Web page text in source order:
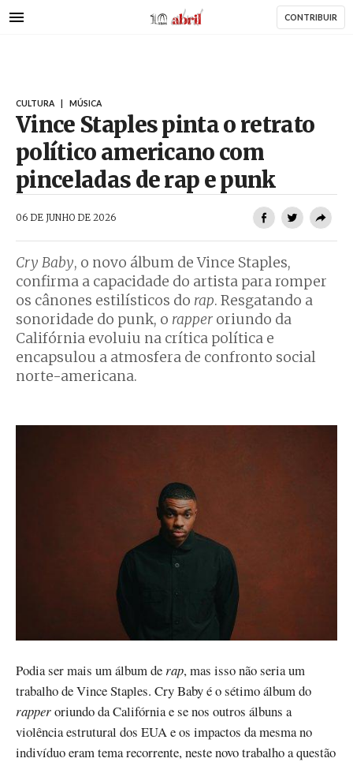
para
AbrilAbril CONTRIBUIR
CULTURA MÚSICA
Vince Staples pinta o retrato
político americano com
pinceladas de rap e punk
06 DE JUNHO DE 2026
Cry Baby, o novo álbum de Vince Staples,
confirma a capacidade do artista para romper
os cânones estilísticos do rap. Resgatando a
sonoridade do punk, o rapper oriundo da
Califórnia evoluiu na crítica política e
encapsulou a atmosfera de confronto social
norte-americana.
Podia ser mais um álbum derap, mas isso não seria um
trabalho de Vince Staples. Cry Baby é o sétimo álbum do
rapperoriundo da Califórnia e se nos outros álbuns a
violência estrutural dos EUA e os impactos da mesma no
indivíduo eram tema recorrente, neste novo trabalho a questão